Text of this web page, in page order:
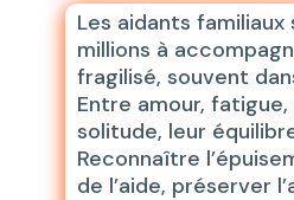
Les aidants familiaux
millions à
fragilisé, souvent
Entre amour,
solitude, leur
Reconnaître
de l’aide, préserver